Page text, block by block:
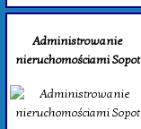
Administrowanie
nieruchomościami Sopot